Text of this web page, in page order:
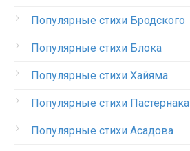
Популярные стихи Бродского
Популярные стихи Блока
Популярные стихи Хайяма
Популярные стихи Пастернака
Популярные стихи Асадова